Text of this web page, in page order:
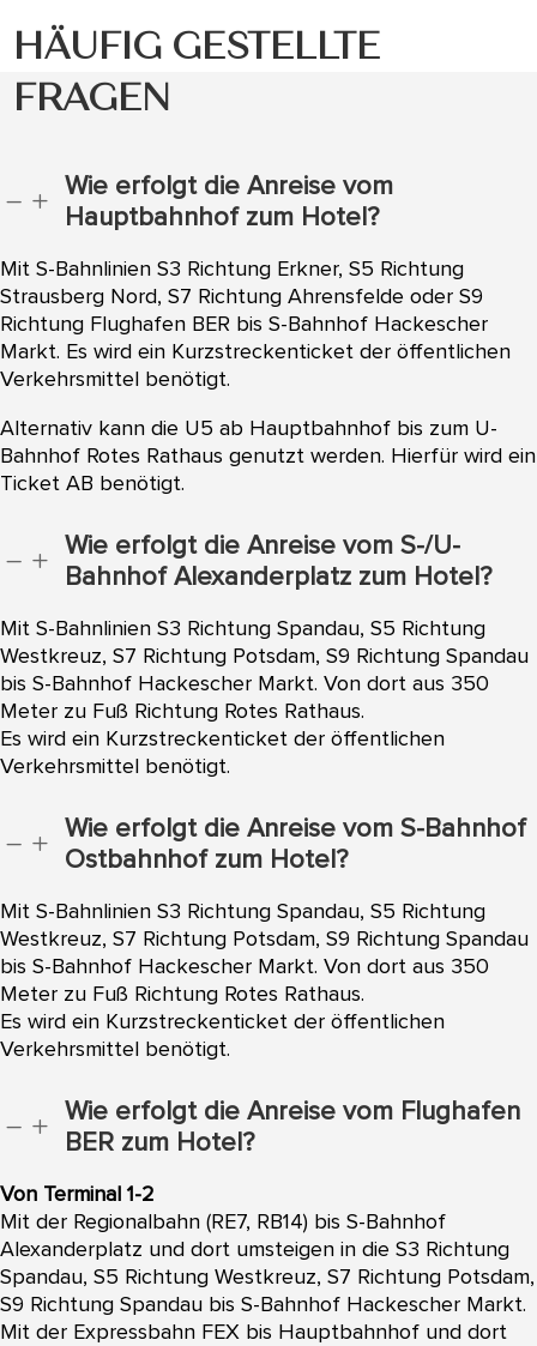
HÄUFIG GESTELLTE
FRAGEN
K L
Wie erfolgt die Anreise vom
Hauptbahnhof zum Hotel?
Mit S-Bahnlinien S3 Richtung Erkner, S5 Richtung
Strausberg Nord, S7 Richtung Ahrensfelde oder S9
Richtung Flughafen BER bis S-Bahnhof Hackescher
Markt. Es wird ein Kurzstreckenticket der öffentlichen
Verkehrsmittel benötigt.
Alternativ kann die U5 ab Hauptbahnhof bis zum U-
Bahnhof Rotes Rathaus genutzt werden. Hierfür wird ein
Ticket AB benötigt.
K L
Wie erfolgt die Anreise vom S-/U-
Bahnhof Alexanderplatz zum Hotel?
Mit S-Bahnlinien S3 Richtung Spandau, S5 Richtung
Westkreuz, S7 Richtung Potsdam, S9 Richtung Spandau
bis S-Bahnhof Hackescher Markt. Von dort aus 350
Meter zu Fuß Richtung Rotes Rathaus.
Es wird ein Kurzstreckenticket der öffentlichen
Verkehrsmittel benötigt.
K L
Wie erfolgt die Anreise vom S-Bahnhof
Ostbahnhof zum Hotel?
Mit S-Bahnlinien S3 Richtung Spandau, S5 Richtung
Westkreuz, S7 Richtung Potsdam, S9 Richtung Spandau
bis S-Bahnhof Hackescher Markt. Von dort aus 350
Meter zu Fuß Richtung Rotes Rathaus.
Es wird ein Kurzstreckenticket der öffentlichen
Verkehrsmittel benötigt.
K L
Wie erfolgt die Anreise vom Flughafen
BER zum Hotel?
Von Terminal 1-2
Mit der Regionalbahn (RE7, RB14) bis S-Bahnhof
Alexanderplatz und dort umsteigen in die S3 Richtung
Spandau, S5 Richtung Westkreuz, S7 Richtung Potsdam,
S9 Richtung Spandau bis S-Bahnhof Hackescher Markt.
Mit der Expressbahn FEX bis Hauptbahnhof und dort